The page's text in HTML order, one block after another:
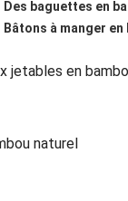
Des baguettes en
Bâtons à manger
jetables en
naturel